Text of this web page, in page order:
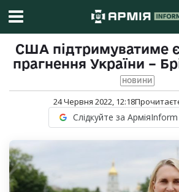
США підтримуватиме
прагнення України –
НОВИНИ
24 Червня 2022, 12:18
Слідкуйте за